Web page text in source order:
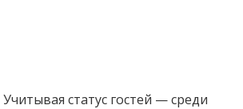
Учитывая статус гостей — среди